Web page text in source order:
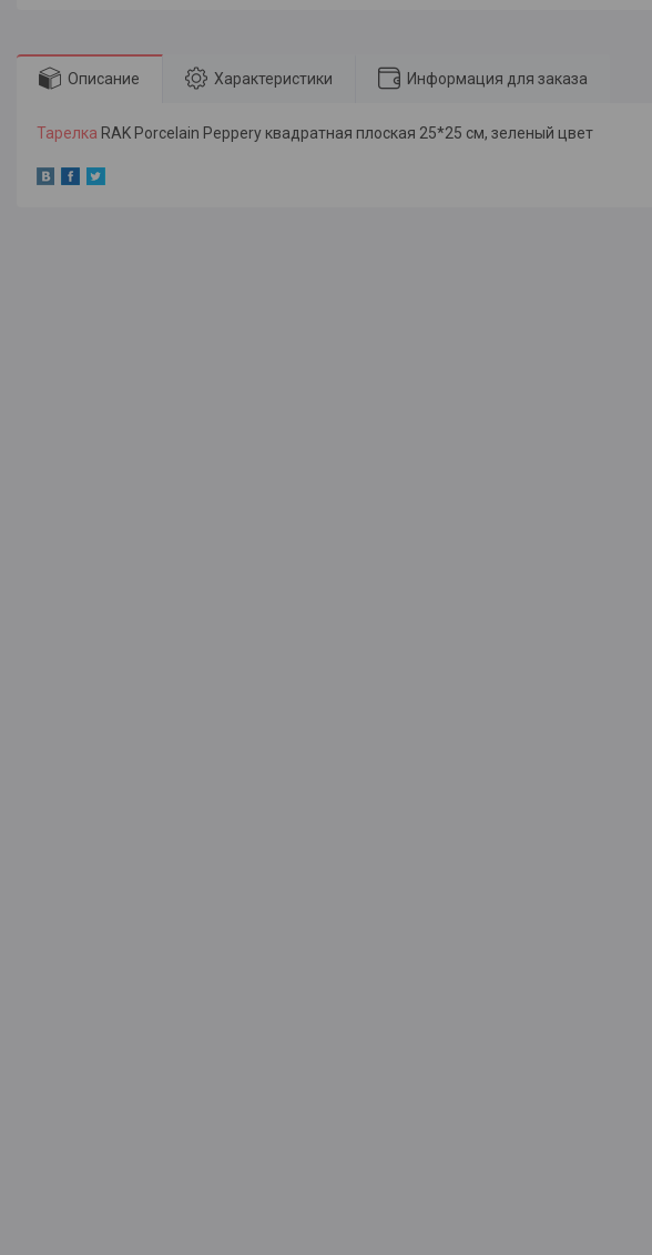
Описание Характеристики Информация для заказа
Тарелка RAK Porcelain Peppery квадратная плоская 25*25 см, зеленый цвет